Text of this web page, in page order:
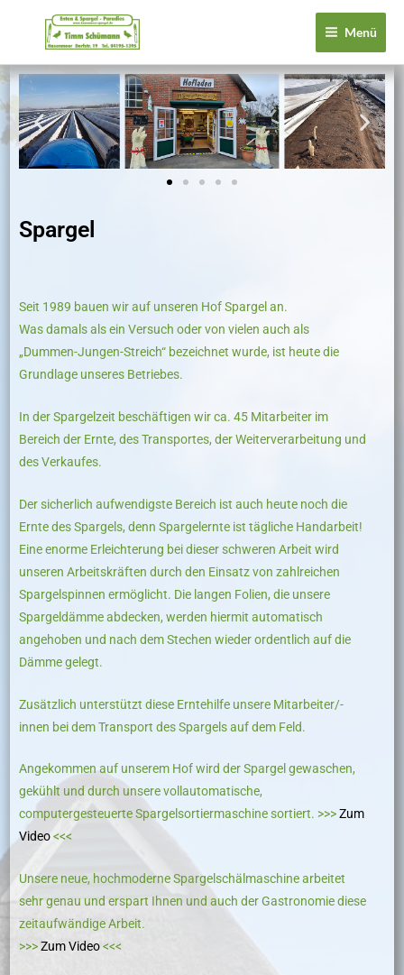
Menü
Spargel
Seit 1989 bauen wir auf unseren Hof Spargel an.
Was damals als ein Versuch oder von vielen auch als
„Dummen-Jungen-Streich“ bezeichnet wurde, ist heute die
Grundlage unseres Betriebes.
In der Spargelzeit beschäftigen wir ca. 45 Mitarbeiter im
Bereich der Ernte, des Transportes, der Weiterverarbeitung und
des Verkaufes.
Der sicherlich aufwendigste Bereich ist auch heute noch die
Ernte des Spargels, denn Spargelernte ist tägliche Handarbeit!
Eine enorme Erleichterung bei dieser schweren Arbeit wird
unseren Arbeitskräften durch den Einsatz von zahlreichen
Spargelspinnen ermöglicht. Die langen Folien, die unsere
Spargeldämme abdecken, werden hiermit automatisch
angehoben und nach dem Stechen wieder ordentlich auf die
Dämme gelegt.
Zusätzlich unterstützt diese Erntehilfe unsere Mitarbeiter/-
innen bei dem Transport des Spargels auf dem Feld.
Angekommen auf unserem Hof wird der Spargel gewaschen,
gekühlt und durch unsere vollautomatische,
computergesteuerte Spargelsortiermaschine sortiert. >>>Zum
Video<<<
Unsere neue, hochmoderne Spargelschälmaschine arbeitet
sehr genau und erspart Ihnen und auch der Gastronomie diese
zeitaufwändige Arbeit.
>>>Zum Video<<<